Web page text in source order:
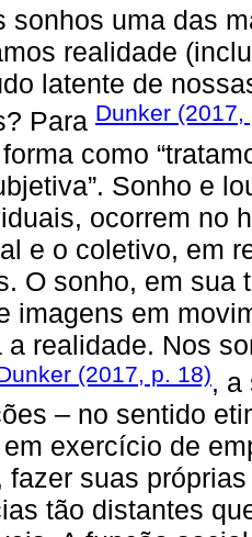
sonhos uma das
realidade
latente de
Para Dunker (2017,
como
Sonho e
ocorrem no
e o coletivo, em
O sonho, em sua
imagens em
a realidade. Nos
(2017, p. 18), a
– no sentido
exercício de
fazer suas
tão distantes